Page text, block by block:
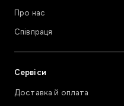
Про нас
Співпраця
Сервіси
Доставка й оплата